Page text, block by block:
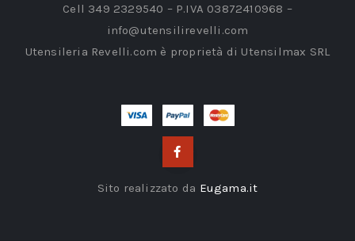
Cell 349 2329540 – P.IVA 03872410968 –
info@utensilirevelli.com
Utensileria Revelli.com è proprietà di Utensilmax SRL
Sito realizzato da Eugama.it